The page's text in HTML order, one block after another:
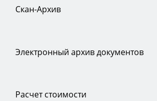
Скан-Архив
Электронный архив документов
Расчет стоимости